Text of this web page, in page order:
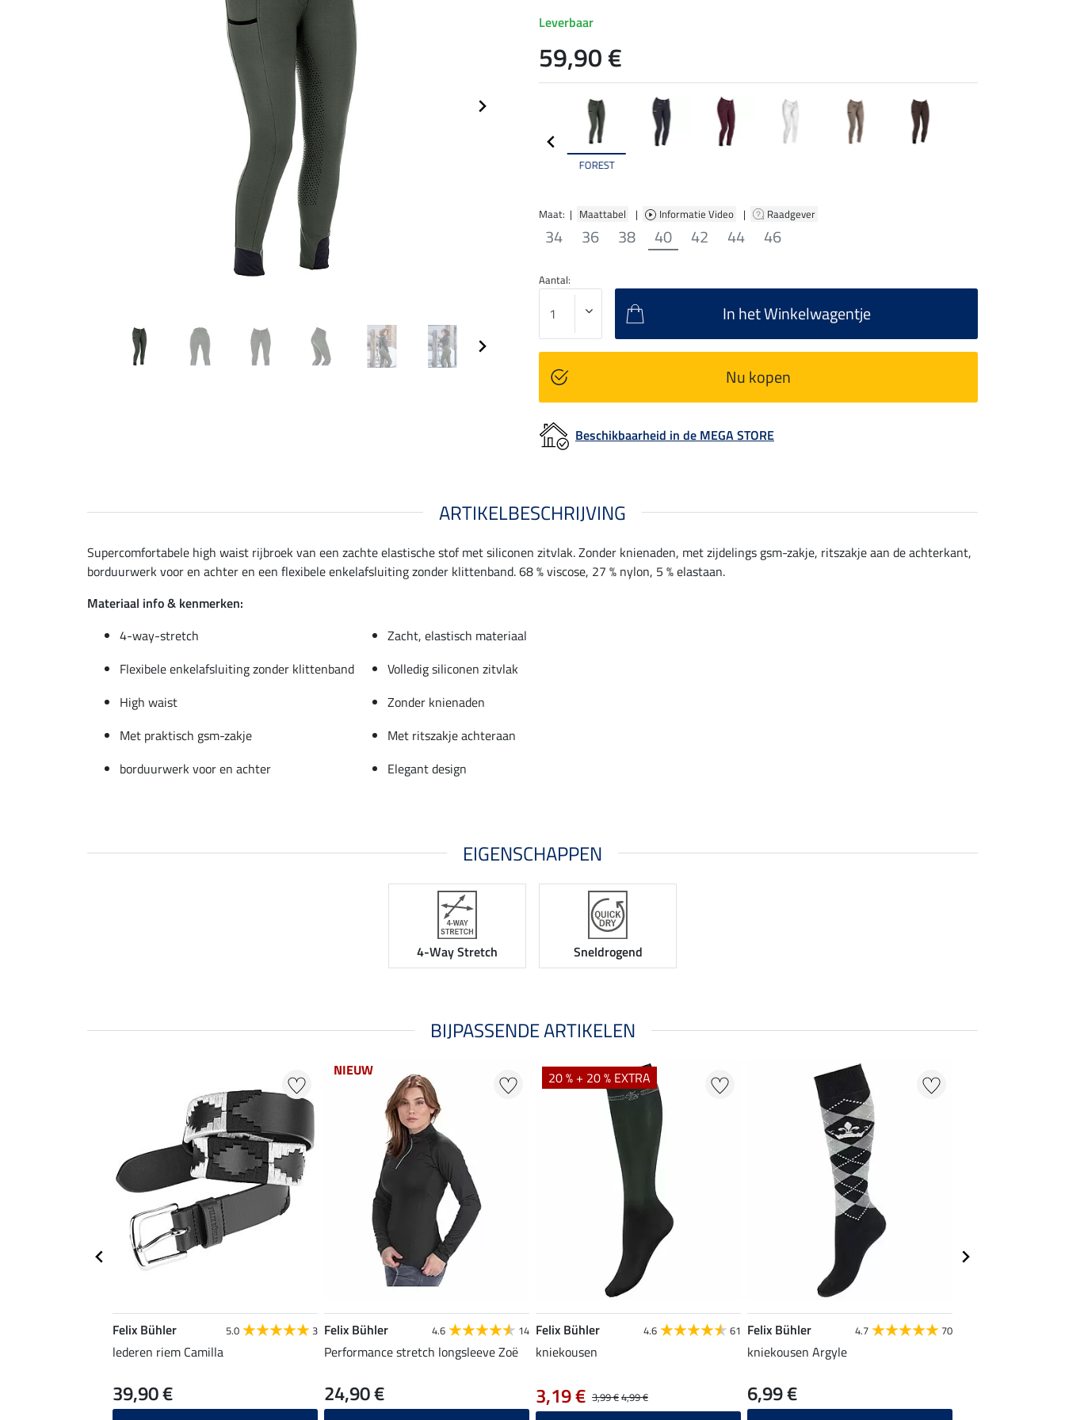
FOREST
Maat: | Maattabel | Informatie Video | Raadgever
34 36 38 40 42 44 46
Leverbaar
59,90 €
Aantal:
In het Winkelwagentje
Nu kopen
Beschikbaarheid in de MEGA STORE
ARTIKELBESCHRIJVING
Supercomfortabele high waist rijbroek van een zachte elastische stof met siliconen zitvlak. Zonder knienaden, met zijdelings gsm-zakje, ritszakje aan de achterkant,
borduurwerk voor en achter en een flexibele enkelafsluiting zonder klittenband. 68 % viscose, 27 % nylon, 5 % elastaan.
Materiaal info & kenmerken:
4-way-stretch
Zacht, elastisch materiaal
Flexibele enkelafsluiting zonder klittenband
Volledig siliconen zitvlak
High waist
Zonder knienaden
Met praktisch gsm-zakje
Met ritszakje achteraan
borduurwerk voor en achter
Elegant design
EIGENSCHAPPEN
4-Way Stretch Sneldrogend
BIJPASSENDE ARTIKELEN
Felix Bühler 5.0 3
lederen riem Camilla
39,90 €
NIEUW
Felix Bühler 4.6 14
Performance stretch longsleeve Zoë
24,90 €
20 % + 20 % EXTRA
Felix Bühler 4.6 61
kniekousen
3,99 €4,99 €
3,19 €
Felix Bühler 4.7 70
kniekousen Argyle
6,99 €